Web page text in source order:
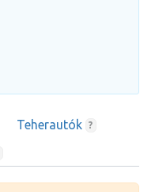
Teherautók ?